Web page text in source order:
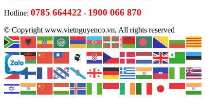
Hotline: 0785 664422 - 1900 066 870
© Copyright www.vietnguyenco.vn, All rights reserved